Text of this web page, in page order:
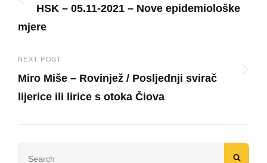
navigation
HSK – 05.11-2021 – Nove epidemiološke
mjere
Post
NEXT POST
Miro Miše – Rovinjež / Posljednji svirač
lijerice ili lirice s otoka Čiova